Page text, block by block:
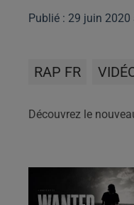
Publié : 29 juin 2020
RAP FR
Découvrez le